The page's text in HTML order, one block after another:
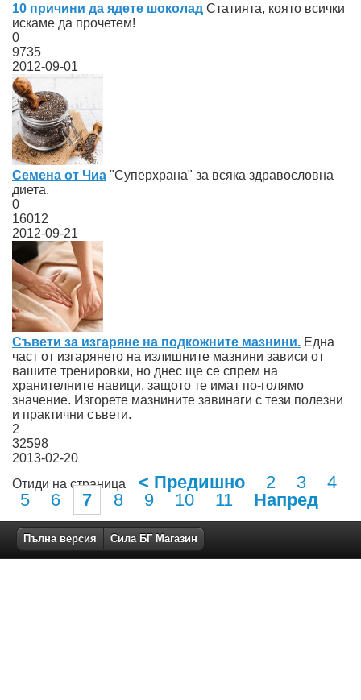
10 причини да ядете шоколад Статията, която всички
искаме да прочетем!
0
9735
2012-09-01
Семена от Чиа "Суперхрана" за всяка здравословна
диета.
0
16012
2012-09-21
Съвети за изгаряне на подкожните мазнини. Една
част от изгарянето на излишните мазнини зависи от
вашите тренировки, но днес ще се спрем на
хранителните навици, защото те имат по-голямо
значение. Изгорете мазнините завинаги с тези полезни
и практични съвети.
2
32598
2013-02-20
Отиди на страница
< Предишно 2 3
4
5
6 7 8 9 10 11 Напред
Пълна версия Сила БГ Магазин